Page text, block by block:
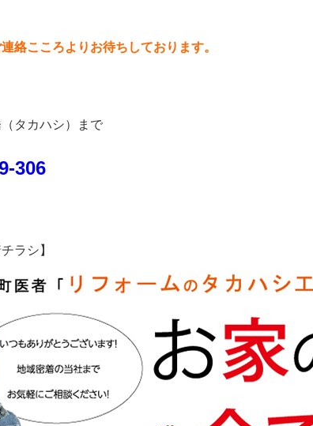
絡こころよりお待ちしております。
タカハシ）まで
306
ラシ】